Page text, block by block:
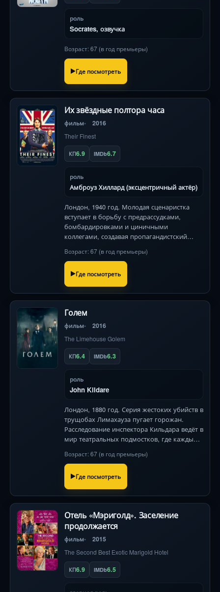
роль
Socrates, озвучка
Возраст: 67 (в год премьеры)
Где посмотреть
Их звёздные полтора часа
фильм 2016
Their Finest
КП6.9 IMDb6.7
роль
Амброуз Хиллард (эксцентричный актёр)
Лондон, 1940 год. Молодая сценаристка
вступает в борьбу с предрассудками,
бомбардировками и циничными
коллегами, создавая пропагандистский
Звёздный дуэт Джеммы Артертон и Билла
Найи в искромётной драме о силе искусства
во т
Возраст: 67 (в год премьеры)
Где посмотреть
Голем
фильм 2016
The Limehouse Golem
КП6.4 IMDb6.3
роль
John Kildare
Лондон, 1880 год. Серия жестоких убийств в
трущобах Лимахауза пугает горожан.
Расследование инспектора Кильдара ведёт в
мир театральных подмостков, где каждый
Возраст: 67 (в год премьеры)
Где посмотреть
Отель «Мэриголд». Заселение
продолжается
фильм 2015
The Second Best Exotic Marigold Hotel
КП6.9 IMDb6.5